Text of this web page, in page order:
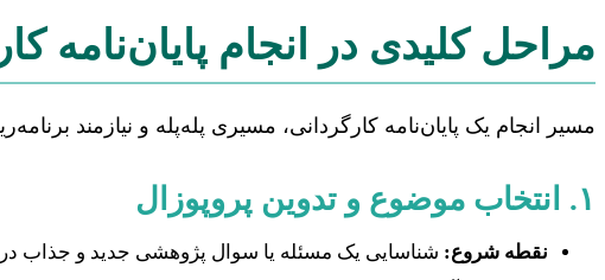
مراحل کلیدی در انجام پایان‌نامه
مسیر انجام یک پایان‌نامه کارگردانی، مسیری پله‌پله و نیازمند
۱. انتخاب موضوع و تدوین پروپوزال
نقطه شروع: شناسایی یک مسئله یا سوال پژوهشی جدید و جذاب